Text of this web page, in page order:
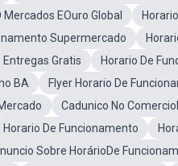
EOuro Global
Supermercado
Gratis
Horario De
BA
Flyer Horario De
Cadunico No
Horario De Funcionamento
Sobre HorárioDe